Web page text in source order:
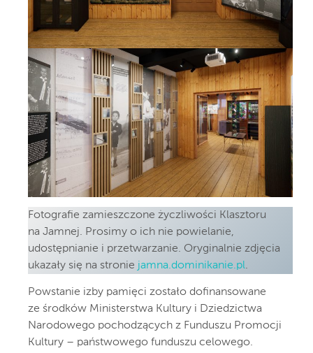
Fotografie zamieszczone życzliwości Klasztoru
na Jamnej. Prosimy o ich nie powielanie,
udostępnianie i przetwarzanie. Oryginalnie zdjęcia
ukazały się na stronie jamna.dominikanie.pl.
Powstanie izby pamięci zostało dofinansowane
ze środków Ministerstwa Kultury i Dziedzictwa
Narodowego pochodzących z Funduszu Promocji
Kultury – państwowego funduszu celowego.